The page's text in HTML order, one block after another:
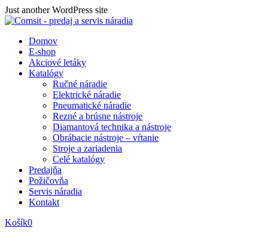
Skip
to
Just another WordPress site
Domov
E-shop
Akciové letáky
Katalógy
Ručné náradie
Elektrické náradie
Pneumatické náradie
Rezné a brúsne nástroje
Diamantová technika a nástroje
Obrábacie nástroje – vŕtanie
Stroje a zariadenia
Celé katalógy
Predajňa
Požičovňa
Servis náradia
Kontakt
Košík0